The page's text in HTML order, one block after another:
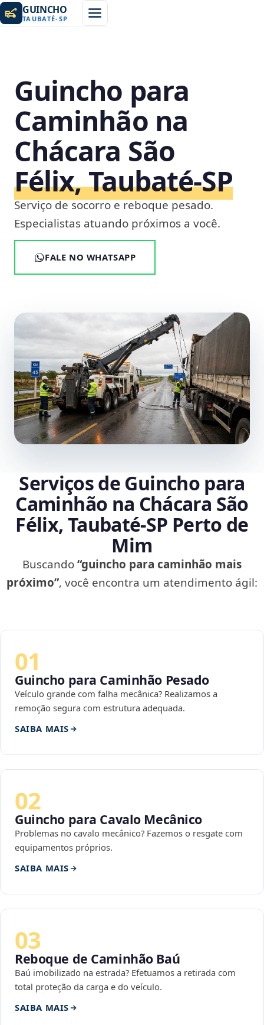
GUINCHO
TAUBATÉ-SP
Guincho para
Caminhão na
Chácara São
Félix, Taubaté‑SP
Serviço de socorro e reboque pesado.
Especialistas atuando próximos a você.
FALE NO WHATSAPP
Serviços de Guincho para
Caminhão na Chácara São
Félix, Taubaté‑SP Perto de
Mim
Buscando“guincho para caminhão mais
próximo”, você encontra um atendimento ágil:
01
Guincho para Caminhão Pesado
Veículo grande com falha mecânica? Realizamos a
remoção segura com estrutura adequada.
SAIBA MAIS
02
Guincho para Cavalo Mecânico
Problemas no cavalo mecânico? Fazemos o resgate com
equipamentos próprios.
SAIBA MAIS
03
Reboque de Caminhão Baú
Baú imobilizado na estrada? Efetuamos a retirada com
total proteção da carga e do veículo.
SAIBA MAIS